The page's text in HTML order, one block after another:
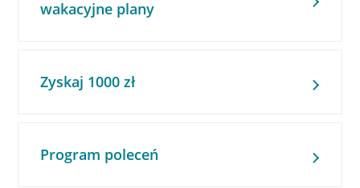
wakacyjne plany
Zyskaj 1000 zł
Program poleceń